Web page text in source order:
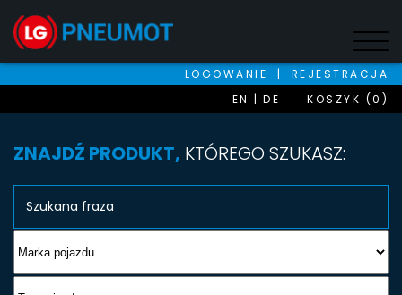
LOGOWANIE |
REJESTRACJA
EN
DE KOSZYK (0)
ZNAJDŹ PRODUKT, KTÓREGO SZUKASZ: